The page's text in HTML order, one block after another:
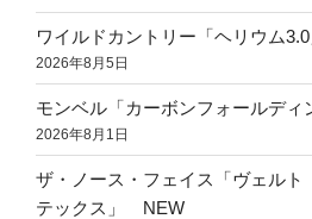
ワイルドカントリー「ヘリウム
2026年8月5日
モンベル「カーボンフォールディ
2026年8月1日
ザ・ノース・フェイス「ヴェルト
テックス」 NEW